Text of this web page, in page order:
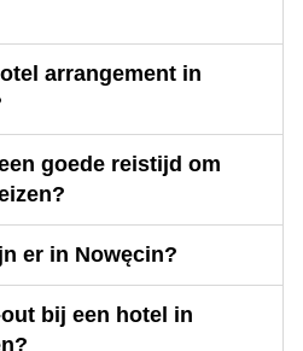
arrangement in
goede reistijd om
er in Nowęcin?
bij een hotel in